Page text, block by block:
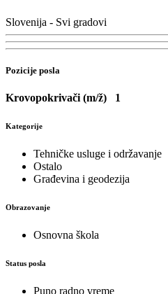
Slovenija - Svi gradovi
Pozicije posla
Krovopokrivači (m/ž) 1
Kategorije
Tehničke usluge i održavanje
Ostalo
Građevina i geodezija
Obrazovanje
Osnovna škola
Status posla
Puno radno vreme